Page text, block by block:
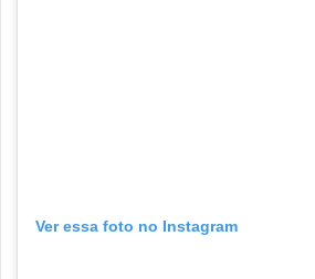
Ver essa foto no Instagram